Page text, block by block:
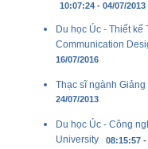
10:07:24 - 04/07/2013
Du học Úc - Thiết kế
Communication
16/07/2016
Thạc sĩ ngành
24/07/2013
Du học Úc - Công
University 08:15:57 -